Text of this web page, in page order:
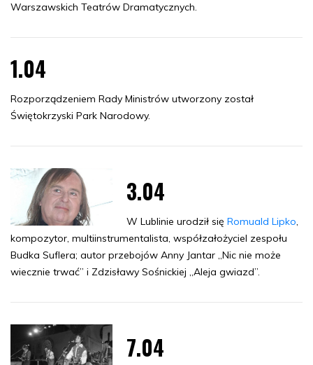
Warszawskich Teatrów Dramatycznych.
1.04
Rozporządzeniem Rady Ministrów utworzony został
Świętokrzyski Park Narodowy.
3.04
W Lublinie urodził sięRomuald Lipko,
kompozytor, multiinstrumentalista, współzałożyciel zespołu
Budka Suflera; autor przebojów Anny Jantar „Nic nie może
wiecznie trwać” i Zdzisławy Sośnickiej „Aleja gwiazd”.
7.04